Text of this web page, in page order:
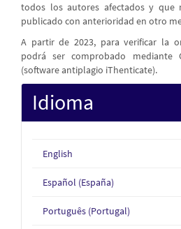
todos los autores afectados y que
publicado con anterioridad en otro
A partir de 2023, para verificar la
podrá ser comprobado mediante
(software antiplagio iThenticate).
Idioma
English
Español (España)
Português (Portugal)